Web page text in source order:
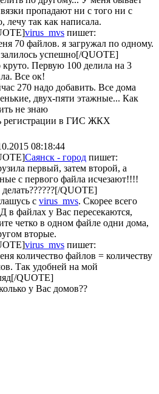
пропадают ни с того ни с
лечу так как написала.
virus_mvs пишет:
70 файлов. я загружал по одному.
залилось успешно[/QUOTE]
круто. Первую 100 делила на 3
Все ок!
270 надо добавить. Все дома
двух-пяти этажные... Как
не знаю
регистрации в ГИС ЖКХ
08:18:44
Саянск - город пишет:
первый, затем второй, а
с первого файла исчезают!!!!
QUOTE]
с virus_mvs. Скорее всего
в файлах у Вас пересекаются,
четко в одном файле одни дома,
вторые.
virus_mvs пишет:
количество файлов = количеству
Так удобней на мой
QUOTE]
у Вас домов??